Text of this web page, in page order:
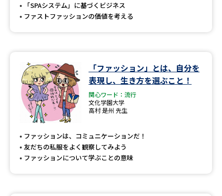
「SPAシステム」に基づくビジネス
ファストファッションの価値を考える
「ファッション」とは、自分を
表現し、生き方を選ぶこと！
関心ワード：流行
文化学園大学
高村 是州 先生
ファッションは、コミュニケーションだ！
友だちの私服をよく観察してみよう
ファッションについて学ぶことの意味